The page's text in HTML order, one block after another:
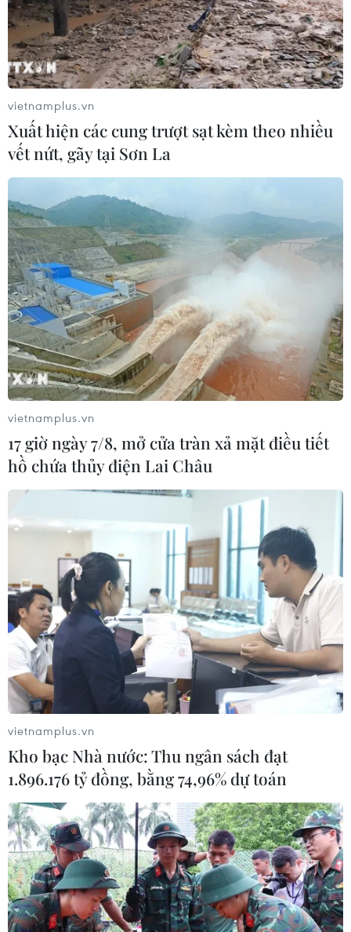
TIN CÙNG CHUYÊN MỤC
Bão Dolphin càn quét các đảo miền
Nam Nhật Bản, sân bay Okinawa
phải đóng cửa
07/08/2026 09:10
vietnamplus.vn
Xuất hiện các cung trượt sạt kèm theo nhiều
vết nứt, gãy tại Sơn La
vietnamplus.vn
17 giờ ngày 7/8, mở cửa tràn xả mặt điều tiết
hồ chứa thủy điện Lai Châu
vietnamplus.vn
Kho bạc Nhà nước: Thu ngân sách đạt
1.896.176 tỷ đồng, bằng 74,96% dự toán